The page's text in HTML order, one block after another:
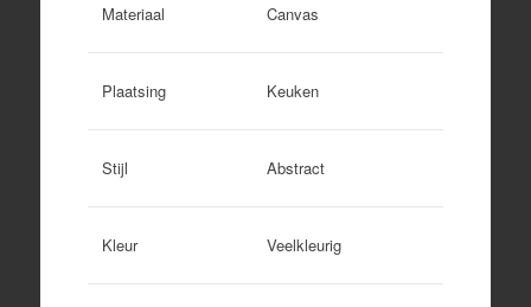
Materiaal Canvas
Plaatsing Keuken
Stijl Abstract
Kleur Veelkleurig